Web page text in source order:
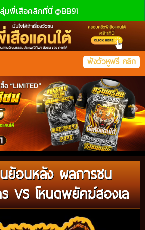
มพี่เสือคลิกที่นี่ @BB91
ฟังวัวหูฟรี คลิก
ย้อนหลัง ผลการชน
VS โหนดพยัคฆ์สองเล